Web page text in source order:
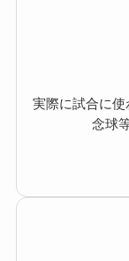
実際に試合に
念球